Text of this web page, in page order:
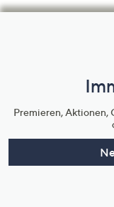
Premieren, Aktionen,